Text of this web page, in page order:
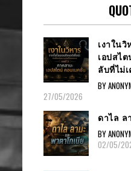
เงาใน
เอปสไ
ลับที่ไม่
BY
27/05/2026
ดาไล ล
BY
02/05/